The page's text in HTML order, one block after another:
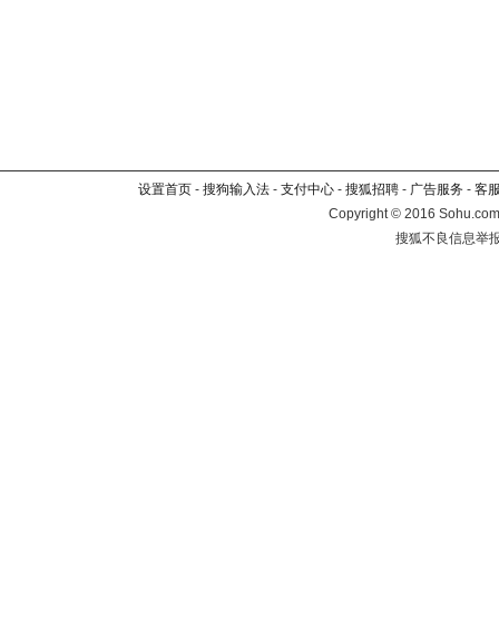
设置首页 - 搜狗输入法 - 支付中心 - 搜狐招聘 - 广告服务 - 客
Copyright©2016
搜狐不良信息举